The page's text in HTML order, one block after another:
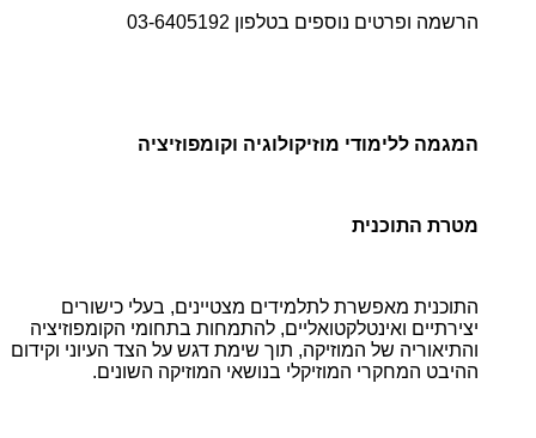
הרשמה ופרטים נוספים בטלפון 03-6405192
המגמה ללימודי מוזיקולוגיה וקומפוזיציה
מטרת התוכנית
התוכנית מאפשרת לתלמידים מצטיינים, בעלי כישורים
יצירתיים ואינטלקטואליים, להתמחות בתחומי הקומפוזיציה
והתיאוריה של המוזיקה, תוך שימת דגש על הצד העיוני וקידום
ההיבט המחקרי המוזיקלי בנושאי המוזיקה השונים.